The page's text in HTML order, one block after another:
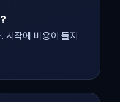
시작에 비용이 들지